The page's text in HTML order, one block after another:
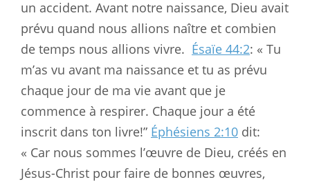
un accident. Avant notre naissance, Dieu avait
prévu quand nous allions naître et combien
de temps nous allions vivre. Ésaïe 44:2: « Tu
m’as vu avant ma naissance et tu as prévu
chaque jour de ma vie avant que je
commence à respirer. Chaque jour a été
inscrit dans ton livre!” Éphésiens 2:10 dit:
« Car nous sommes l’œuvre de Dieu, créés en
Jésus-Christ pour faire de bonnes œuvres,